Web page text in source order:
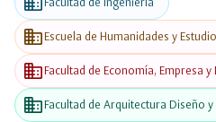
businessEscuela de Humanidades y
businessFacultad de Economía, Empresa
businessFacultad de Arquitectura Diseño